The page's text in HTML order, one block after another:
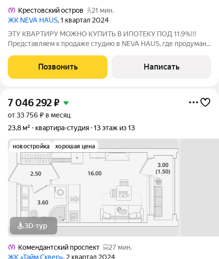
Крестовский остров
21 мин.
ЖК NEVA HAUS, 1 квартал 2024
ЭТУ КВАРТИРУ МОЖНО КУПИТЬ В ИПОТЕКУ ПОД 11.9%!!!
Представляем к продаже студию в NEVA HAUS, где продумано
формата, полностью готовый к вашему переезду.
Дизайнерский ремонт и полная меблировка:
Позвонить Написать
7 046 292₽
от 33 756 ₽ в месяц
23,8 м²
квартира-студия 13 этаж из 13
новостройка хорошая цена
3D-тур
Комендантский проспект
27 мин.
ЖК «Тайм Сквер», 2 квартал 2024